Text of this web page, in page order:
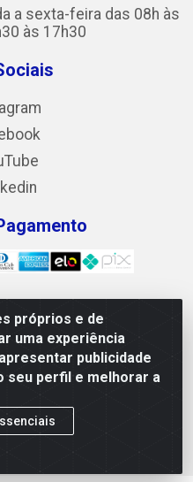
próprios e de
uma experiência
publicidade
seu perfil e melhorar a
a sexta-feira das 08h às
às 17h30
Ne 55 (412 Norte), Alameda
TO - CEP 77.006-540 -
0001-02